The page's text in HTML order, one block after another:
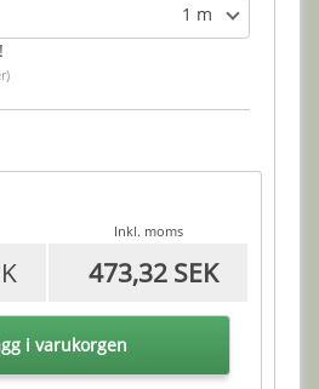
1 m
Inkl. moms
473,32 SEK
i varukorgen